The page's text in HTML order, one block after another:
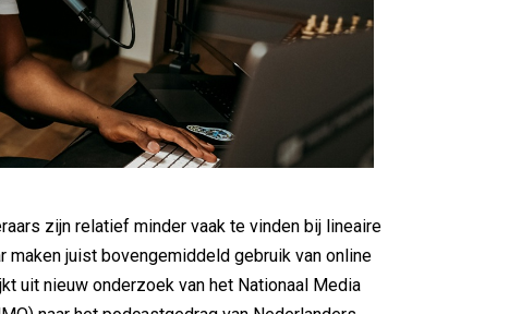
zijn relatief minder vaak te vinden bij lineaire
maken juist bovengemiddeld gebruik van online
uit nieuw onderzoek van het Nationaal Media